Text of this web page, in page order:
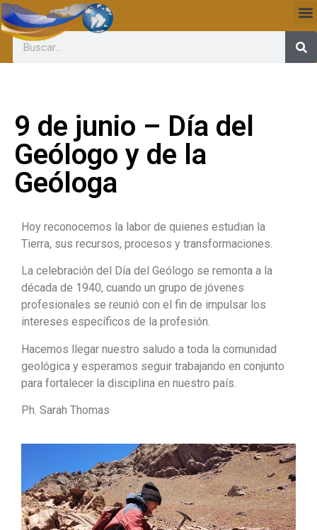
9 de junio – Día del
Geólogo y de la
Geóloga
Hoy reconocemos la labor de quienes estudian la
Tierra, sus recursos, procesos y transformaciones.
La celebración del Día del Geólogo se remonta a la
década de 1940, cuando un grupo de jóvenes
profesionales se reunió con el fin de impulsar los
intereses específicos de la profesión.
Hacemos llegar nuestro saludo a toda la comunidad
geológica y esperamos seguir trabajando en conjunto
para fortalecer la disciplina en nuestro país.
Ph. Sarah Thomas